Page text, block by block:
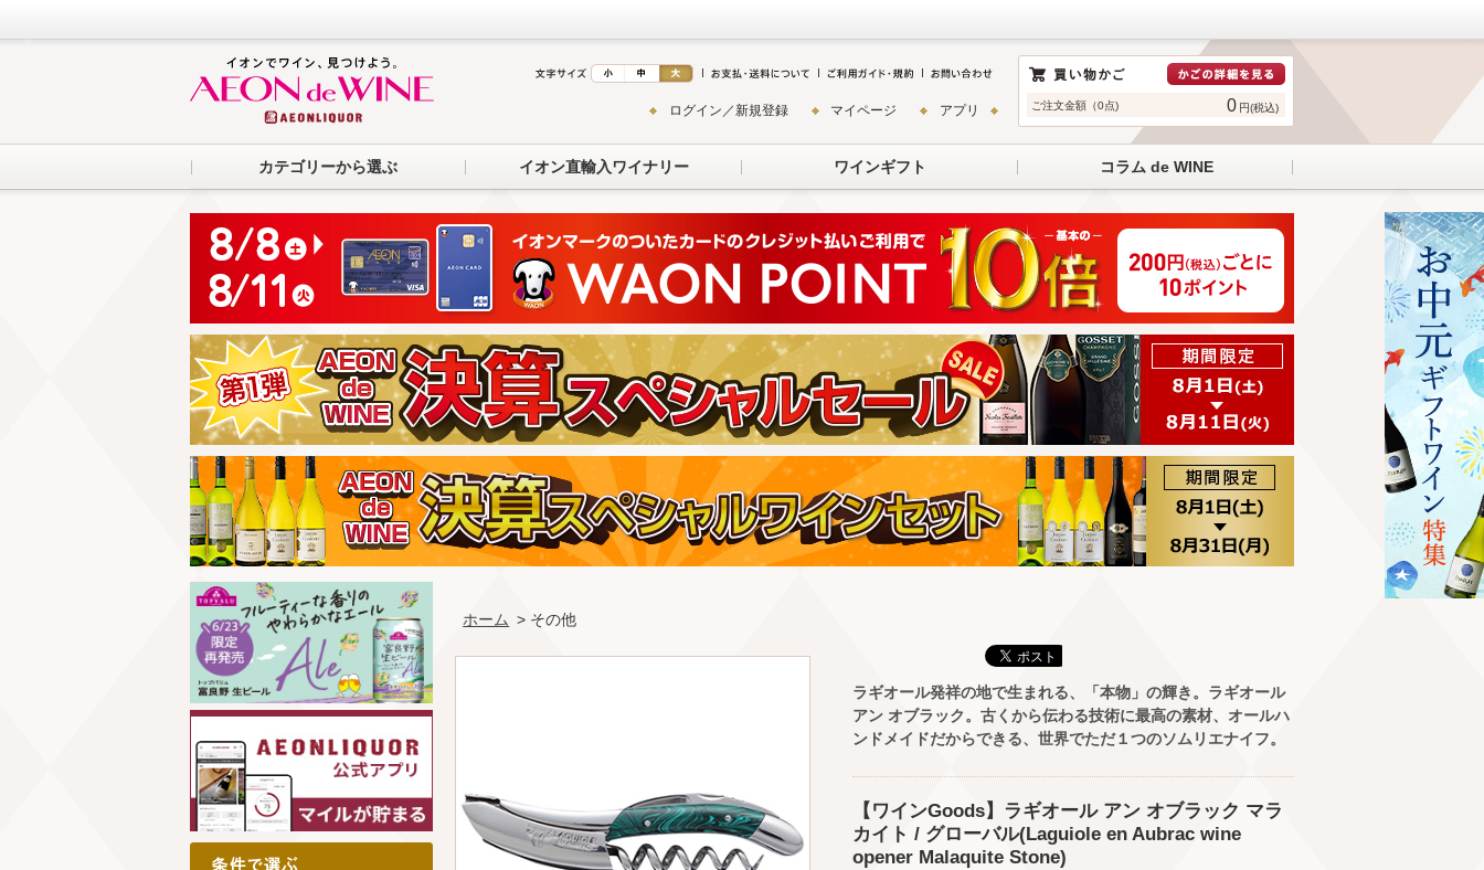
ご注文金額（0点) 0 円(税込)
ログイン／新規登録 マイページ アプリ
カテゴリーから選ぶ イオン直輸入ワイナリー ワインギフト コラム de WINE
ホーム > その他
ラギオール発祥の地で生まれる、「本物」の輝き。ラギオール
アン オブラック。古くから伝わる技術に最高の素材、オールハ
ンドメイドだからできる、世界でただ１つのソムリエナイフ。
【ワインGoods】ラギオール アン オブラック マラ
カイト / グローバル(Laguiole en Aubrac wine
opener Malaquite Stone)